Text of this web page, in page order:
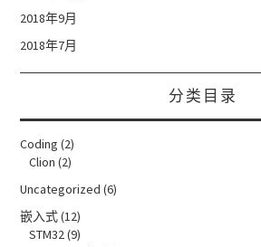
2018年9月
2018年7月
分类目录
Coding (2)
Clion (2)
Uncategorized (6)
嵌入式(12)
STM32 (9)